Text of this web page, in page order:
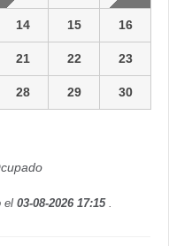
14 15 16
21 22 23
28 29 30
el 03-08-2026 17:15 .